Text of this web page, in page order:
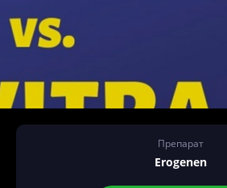
Препарат
Erogenen